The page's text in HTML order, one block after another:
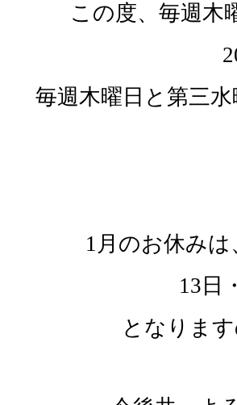
この度、毎週木
毎週木曜日と第三
1月のお休みは
13日
となりま